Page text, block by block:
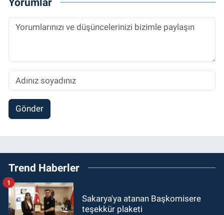
Gönder
Trend Haberler
Sakarya'ya atanan Başkomisere
teşekkür plaketi
1